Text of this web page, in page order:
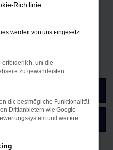
AUTOHAUS
Richtlinie
werden von uns eingesetzt:
erforderlich, um die
zu gewährleisten.
die bestmögliche Funktionalität
Drittanbietern wie Google
und weitere